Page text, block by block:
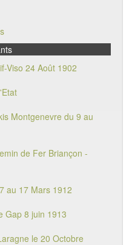
Viso 24 Août 1902
Montgenevre du 9 au
de Fer Briançon -
au 17 Mars 1912
Gap 8 juin 1913
le 20 Octobre